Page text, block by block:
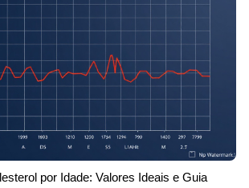
por Idade: Valores Ideais e Guia